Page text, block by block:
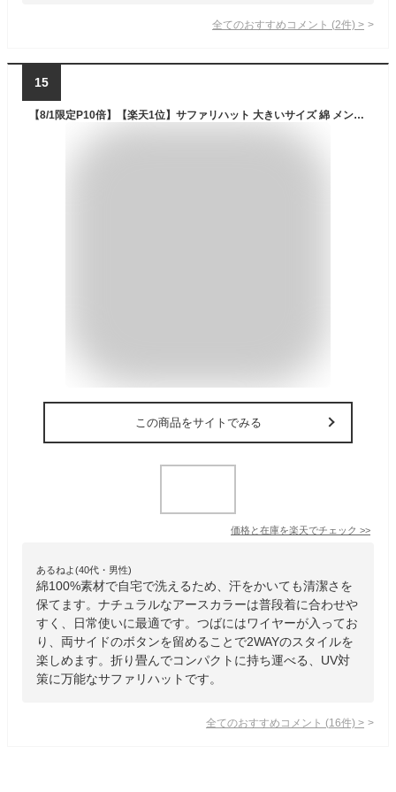
全てのおすすめコメント (2件) >
15
【8/1限定P10倍】【楽天1位】サファリハット 大きいサイズ 綿 メンズ 帽子 UV コットン 親子で被れる キッズ 54cm-63cm 紐 アドベンチャーハット 日よけ 大人 子ども hat-1245 BIG レディース 帽子 暑さ 熱中症対策 洗える キャンプ 釣り 折り畳み 日焼け防止 プレゼント
この商品をサイトでみる
価格と在庫を楽天でチェック >>
あるねよ(40代・男性)
綿100%素材で自宅で洗えるため、汗をかいても清潔さを
保てます。ナチュラルなアースカラーは普段着に合わせや
すく、日常使いに最適です。つばにはワイヤーが入ってお
り、両サイドのボタンを留めることで2WAYのスタイルを
楽しめます。折り畳んでコンパクトに持ち運べる、UV対
策に万能なサファリハットです。
全てのおすすめコメント (16件) >